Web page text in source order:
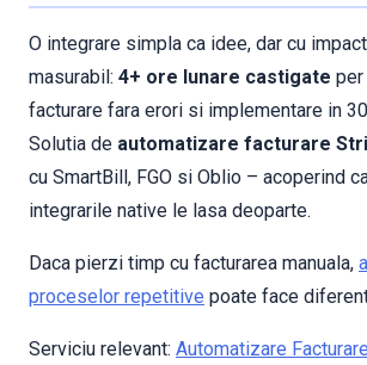
O integrare simpla ca idee, dar cu
masurabil: 4+ ore lunare castigate
facturare fara erori si implementare in
Solutia de automatizare facturare
cu SmartBill, FGO si Oblio – acoperind
integrarile native le lasa deoparte.
Daca pierzi timp cu facturarea manuala,
proceselor repetitive poate face
Serviciu relevant: Automatizare Facturare